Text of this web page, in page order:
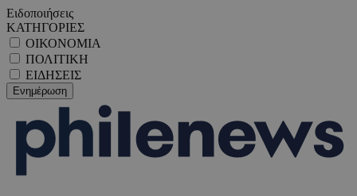
Ειδοποιήσεις
ΚΑΤΗΓΟΡΙΕΣ
ΟΙΚΟΝΟΜΙΑ
ΠΟΛΙΤΙΚΗ
ΕΙΔΗΣΕΙΣ